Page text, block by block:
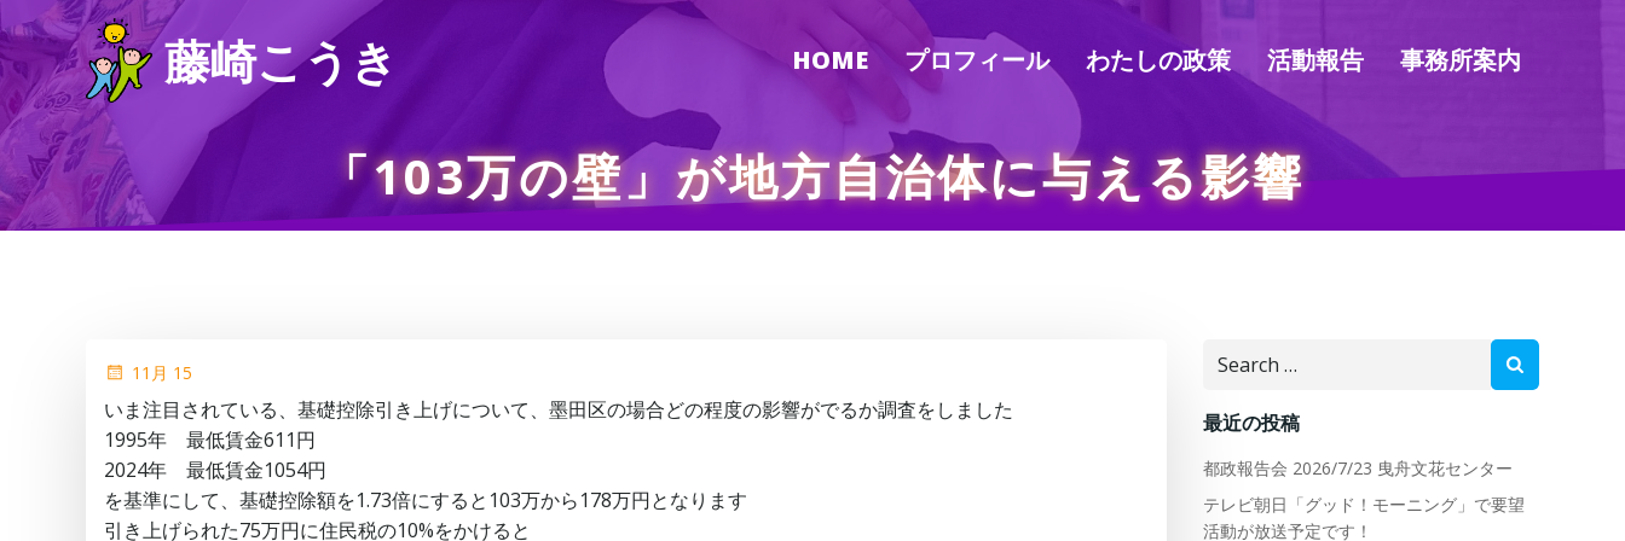
ン
テ
ン
ツ
ス
キ
藤崎こうき HOME プロフィール わたしの政策 活動報告 事務所案内
「103万の壁」が地方自治体に与える影響
11月 15
いま注目されている、基礎控除引き上げについて、墨田区の場合どの程度の影響がでるか調査をしました
1995年 最低賃金611円
2024年 最低賃金1054円
を基準にして、基礎控除額を1.73倍にすると103万から178万円となります
引き上げられた75万円に住民税の10%をかけると
Search
最近の投稿
都政報告会 2026/7/23 曳舟文花センター
テレビ朝日「グッド！モーニング」で要望
活動が放送予定です！